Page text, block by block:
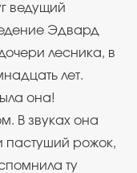
ведущий
Эдвард
лесника, в
лет.
она!
В звуках она
пастуший рожок,
ту